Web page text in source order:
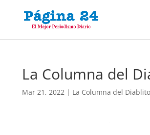
La Columna del
Mar 21, 2022| La Columna del Diablito